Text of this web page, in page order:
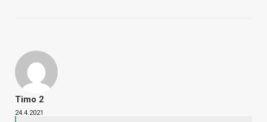
Timo 2
24.4.2021